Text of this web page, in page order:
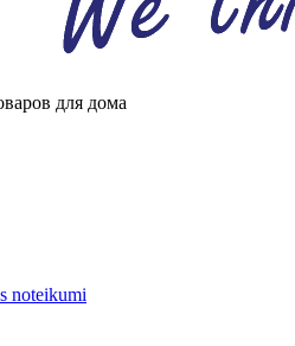
для дома
noteikumi